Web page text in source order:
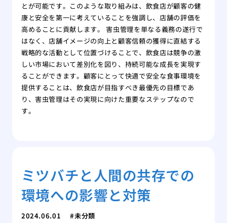
とが可能です。このような取り組みは、飲食店が顧客の健
康と安全を第一に考えていることを強調し、店舗の評価を
高めることに貢献します。 害虫管理を単なる義務の遂行で
はなく、店舗イメージの向上と顧客信頼の獲得に直結する
戦略的な活動として位置づけることで、飲食店は競争の激
しい市場において差別化を図り、持続可能な成長を実現す
ることができます。顧客にとって快適で安全な食事環境を
提供することは、飲食店が目指すべき最優先の目標であ
り、害虫管理はその実現に向けた重要なステップなので
す。
ミツバチと人間の共存での
環境への影響と対策
2024.06.01 未分類